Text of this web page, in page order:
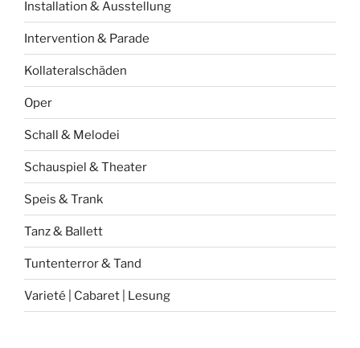
Installation & Ausstellung
Intervention & Parade
Kollateralschäden
Oper
Schall & Melodei
Schauspiel & Theater
Speis & Trank
Tanz & Ballett
Tuntenterror & Tand
Varieté | Cabaret | Lesung